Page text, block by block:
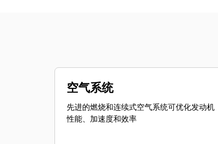
空气系统
先进的燃烧和连续式空气系统可优化发动机
性能、加速度和效率